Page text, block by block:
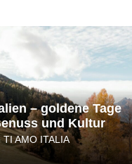
– goldene Tage
und Kultur
TI AMO ITALIA